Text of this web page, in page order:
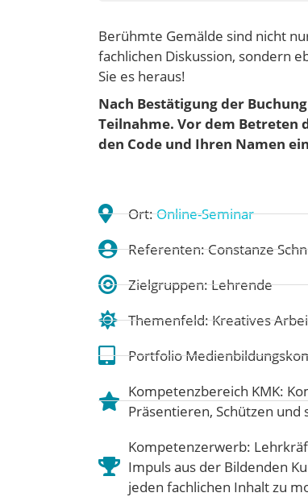
Berühmte Gemälde sind nicht
fachlichen Diskussion, sondern
Sie es heraus!
Nach Bestätigung der
Teilnahme. Vor dem Betreten
den Code und Ihren Namen
Ort:Online-Seminar
Referenten: Constanze
Zielgruppen: Lehrende
Themenfeld:Kreatives
Portfolio
Kompetenzbereich KMK:
Präsentieren, Schützen und
Kompetenzerwerb:
Impuls aus der Bildenden
jeden fachlichen Inhalt zu